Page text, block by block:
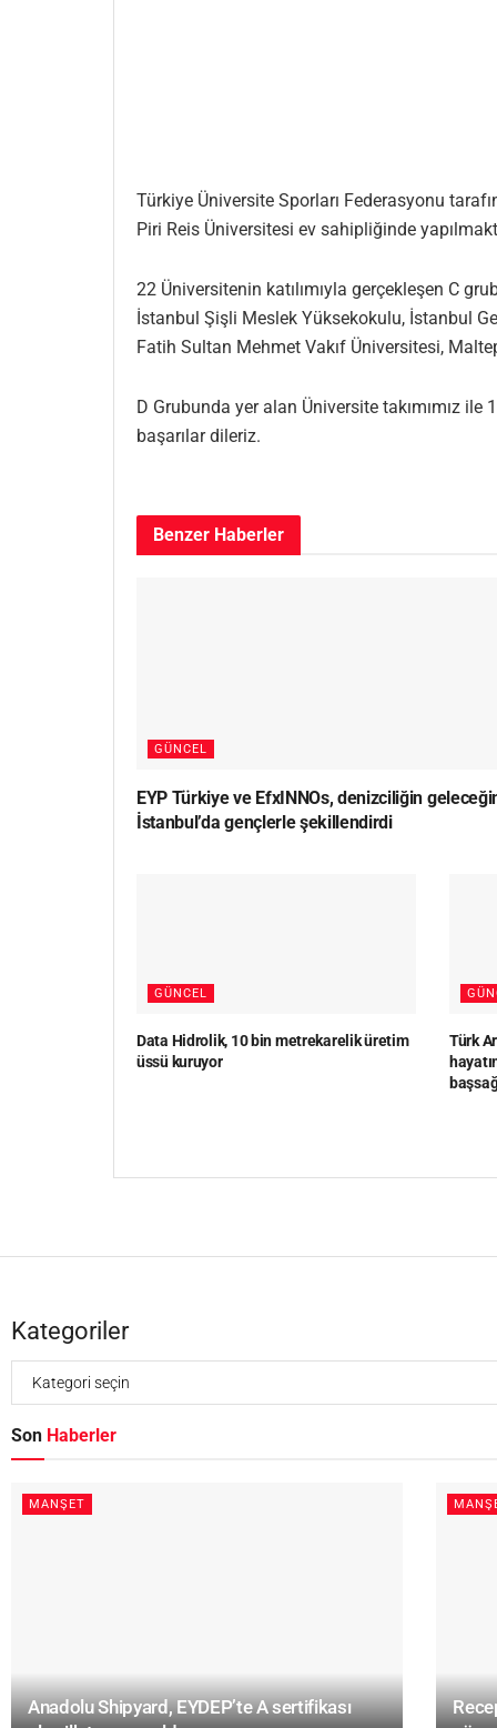
Türkiye Üniversite Sporları Federasyonu
Piri Reis Üniversitesi ev sahipliğinde
22 Üniversitenin katılımıyla gerçekleşen C
İstanbul Şişli Meslek Yüksekokulu, İstanbul
Fatih Sultan Mehmet Vakıf Üniversitesi,
D Grubunda yer alan Üniversite takımımız
başarılar dileriz.
Benzer Haberler
GÜNCEL
EYP Türkiye ve EfxINNOs, denizciliğin
İstanbul’da gençlerle şekillendirdi
GÜNCEL
Data Hidrolik, 10 bin metrekarelik üretim
üssü kuruyor
Türk
Kategoriler
Son Haberler
MANŞET
Anadolu Shipyard, EYDEP’te A sertifikası